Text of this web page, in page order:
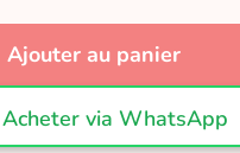
Ajouter au panier
Acheter via WhatsApp